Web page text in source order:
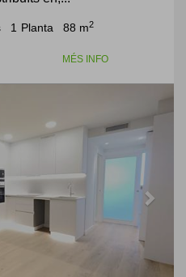
1 Planta 88 m2
MÉS INFO